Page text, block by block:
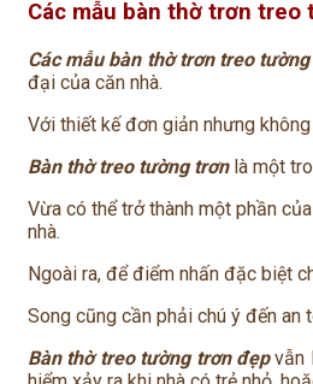
Các mẫu bàn thờ trơn treo
Các mẫu bàn thờ trơn treo tường
đại của căn nhà.
Với thiết kế đơn giản nhưng
Bàn thờ treo tường trơn là một
Vừa có thể trở thành một phần
nhà.
Ngoài ra, để điểm nhấn đặc biệt
Song cũng cần phải chú ý đến
Bàn thờ treo tường trơn đẹpvẫn